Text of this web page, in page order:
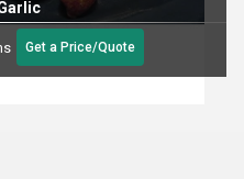
Get a Price/Quote